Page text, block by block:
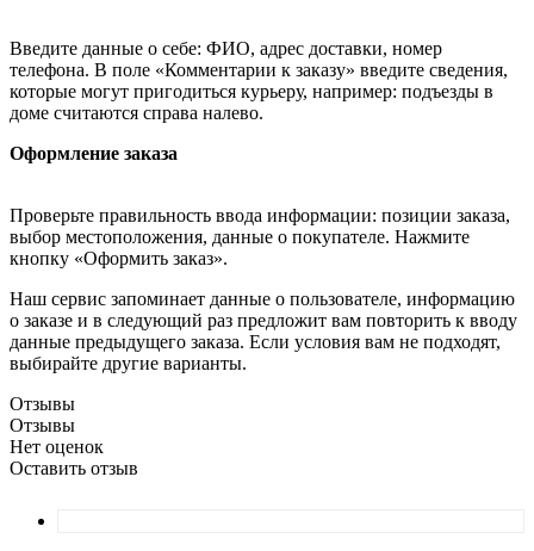
Введите данные о себе: ФИО, адрес доставки, номер
телефона. В поле «Комментарии к заказу» введите сведения,
которые могут пригодиться курьеру, например: подъезды в
доме считаются справа налево.
Оформление заказа
Проверьте правильность ввода информации: позиции заказа,
выбор местоположения, данные о покупателе. Нажмите
кнопку «Оформить заказ».
Наш сервис запоминает данные о пользователе, информацию
о заказе и в следующий раз предложит вам повторить к вводу
данные предыдущего заказа. Если условия вам не подходят,
выбирайте другие варианты.
Отзывы
Отзывы
Нет оценок
Оставить отзыв